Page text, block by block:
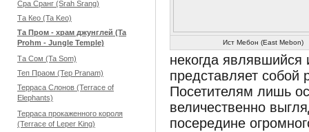
Сра Сранг (Srah Srang)
Та Кео (Ta Keo)
Та Пром - храм джунглей (Ta
Prohm - Jungle Temple)
Та Сом (Ta Som)
Теп Праом (Tep Pranam)
Терраса Слонов (Terrace of
Elephants)
Терраса прокаженного короля
(Terrace of Leper King)
Ист Мебон (East Mebon)
некогда
представляет
Посетителям лишь
величественно
посередине